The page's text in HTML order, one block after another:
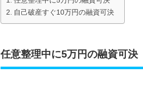
自己破産すぐ10万円の融資可決
任意整理中に5万円の融資可決